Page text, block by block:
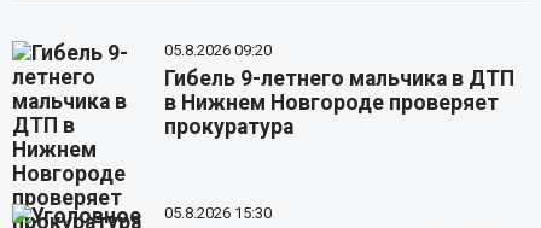
05.8.2026 09:20
Гибель 9-летнего мальчика в ДТП
в Нижнем Новгороде проверяет
прокуратура
05.8.2026 15:30